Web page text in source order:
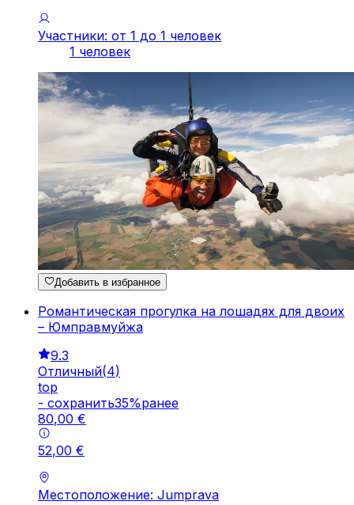
Участники: от 1 до 1 человек
1 человек
Добавить в избранное
Романтическая прогулка на лошадях для двоих
– Юмправмуйжа
9.3
Отличный(4)
top
- cохранить35%ранее
80,00 €
52,00 €
Местоположение: Jumprava